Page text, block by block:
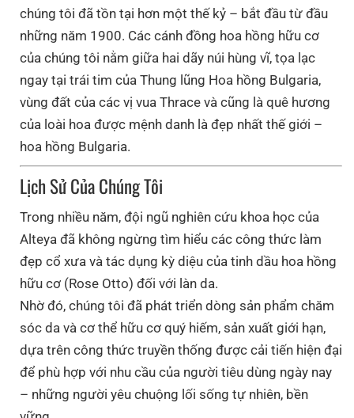
chúng tôi đã tồn tại hơn một thế kỷ – bắt đầu từ đầu
những năm 1900. Các cánh đồng hoa hồng hữu cơ
của chúng tôi nằm giữa hai dãy núi hùng vĩ, tọa lạc
ngay tại trái tim của Thung lũng Hoa hồng Bulgaria,
vùng đất của các vị vua Thrace và cũng là quê hương
của loài hoa được mệnh danh là đẹp nhất thế giới –
hoa hồng Bulgaria.
Lịch Sử Của Chúng Tôi
Trong nhiều năm, đội ngũ nghiên cứu khoa học của
Alteya đã không ngừng tìm hiểu các công thức làm
đẹp cổ xưa và tác dụng kỳ diệu của tinh dầu hoa hồng
hữu cơ (Rose Otto) đối với làn da.
Nhờ đó, chúng tôi đã phát triển dòng sản phẩm chăm
sóc da và cơ thể hữu cơ quý hiếm, sản xuất giới hạn,
dựa trên công thức truyền thống được cải tiến hiện đại
để phù hợp với nhu cầu của người tiêu dùng ngày nay
– những người yêu chuộng lối sống tự nhiên, bền